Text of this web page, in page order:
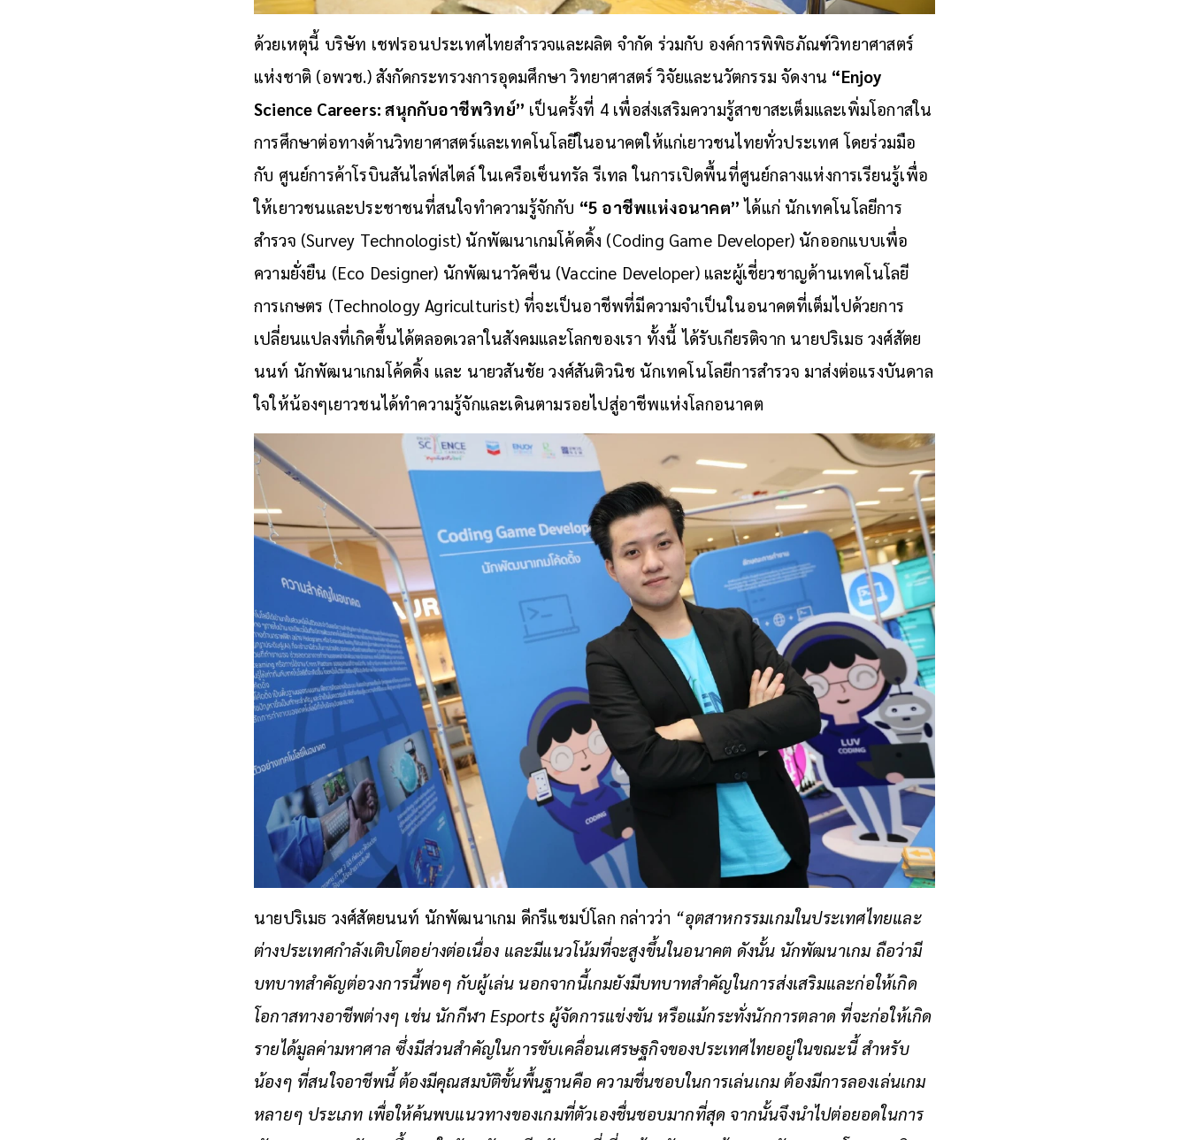
ด้วยเหตุนี้ บริษัท เชฟรอนประเทศไทยสำรวจและผลิต จำกัด ร่วมกับ องค์การพิพิธภัณฑ์วิทยาศาสตร์
แห่งชาติ (อพวช.) สังกัดกระทรวงการอุดมศึกษา วิทยาศาสตร์ วิจัยและนวัตกรรม จัดงาน “Enjoy
Science Careers: สนุกกับอาชีพวิทย์” เป็นครั้งที่ 4 เพื่อส่งเสริมความรู้สาขาสะเต็มและเพิ่มโอกาสใน
การศึกษาต่อทางด้านวิทยาศาสตร์และเทคโนโลยีในอนาคตให้แก่เยาวชนไทยทั่วประเทศ โดยร่วมมือ
กับ ศูนย์การค้าโรบินสันไลฟ์สไตล์ ในเครือเซ็นทรัล รีเทล ในการเปิดพื้นที่ศูนย์กลางแห่งการเรียนรู้เพื่อ
ให้เยาวชนและประชาชนที่สนใจทำความรู้จักกับ “5 อาชีพแห่งอนาคต” ได้แก่ นักเทคโนโลยีการ
สำรวจ (Survey Technologist) นักพัฒนาเกมโค้ดดิ้ง (Coding Game Developer) นักออกแบบเพื่อ
ความยั่งยืน (Eco Designer) นักพัฒนาวัคซีน (Vaccine Developer) และผู้เชี่ยวชาญด้านเทคโนโลยี
การเกษตร (Technology Agriculturist) ที่จะเป็นอาชีพที่มีความจำเป็นในอนาคตที่เต็มไปด้วยการ
เปลี่ยนแปลงที่เกิดขึ้นได้ตลอดเวลาในสังคมและโลกของเรา ทั้งนี้ ได้รับเกียรติจาก นายปริเมธ วงศ์สัตย
นนท์ นักพัฒนาเกมโค้ดดิ้ง และ นายวสันชัย วงศ์สันติวนิช นักเทคโนโลยีการสำรวจ มาส่งต่อแรงบันดาล
ใจให้น้องๆเยาวชนได้ทำความรู้จักและเดินตามรอยไปสู่อาชีพแห่งโลกอนาคต
นายปริเมธ วงศ์สัตยนนท์ นักพัฒนาเกม ดีกรีแชมป์โลก กล่าวว่า “อุตสาหกรรมเกมในประเทศไทยและ
ต่างประเทศกำลังเติบโตอย่างต่อเนื่อง และมีแนวโน้มที่จะสูงขึ้นในอนาคต ดังนั้น นักพัฒนาเกม ถือว่ามี
บทบาทสำคัญต่อวงการนี้พอๆ กับผู้เล่น นอกจากนี้เกมยังมีบทบาทสำคัญในการส่งเสริมและก่อให้เกิด
โอกาสทางอาชีพต่างๆ เช่น นักกีฬา Esports ผู้จัดการแข่งขัน หรือแม้กระทั่งนักการตลาด ที่จะก่อให้เกิด
รายได้มูลค่ามหาศาล ซึ่งมีส่วนสำคัญในการขับเคลื่อนเศรษฐกิจของประเทศไทยอยู่ในขณะนี้ สำหรับ
น้องๆ ที่สนใจอาชีพนี้ ต้องมีคุณสมบัติขั้นพื้นฐานคือ ความชื่นชอบในการเล่นเกม ต้องมีการลองเล่นเกม
หลายๆ ประเภท เพื่อให้ค้นพบแนวทางของเกมที่ตัวเองชื่นชอบมากที่สุด จากนั้นจึงนำไปต่อยอดในการ